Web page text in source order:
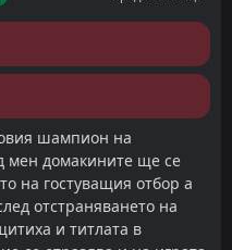
на страната.
Леверкузен.
да спасят сезона
от изминалите две
Хьолмунд начело
Съставът
остава да се
Това е малко
шампион на
мен домакините ще се
на гостуващия отбор а
отстраняването на
и титлата в